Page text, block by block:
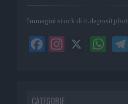
Immagini stock di
CATEGORIE